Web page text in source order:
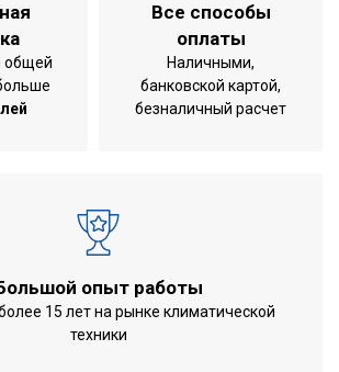
общей
Все способы
оплаты
Наличными,
банковской картой,
безналичный расчет
опыт работы
15 лет на рынке климатической
техники